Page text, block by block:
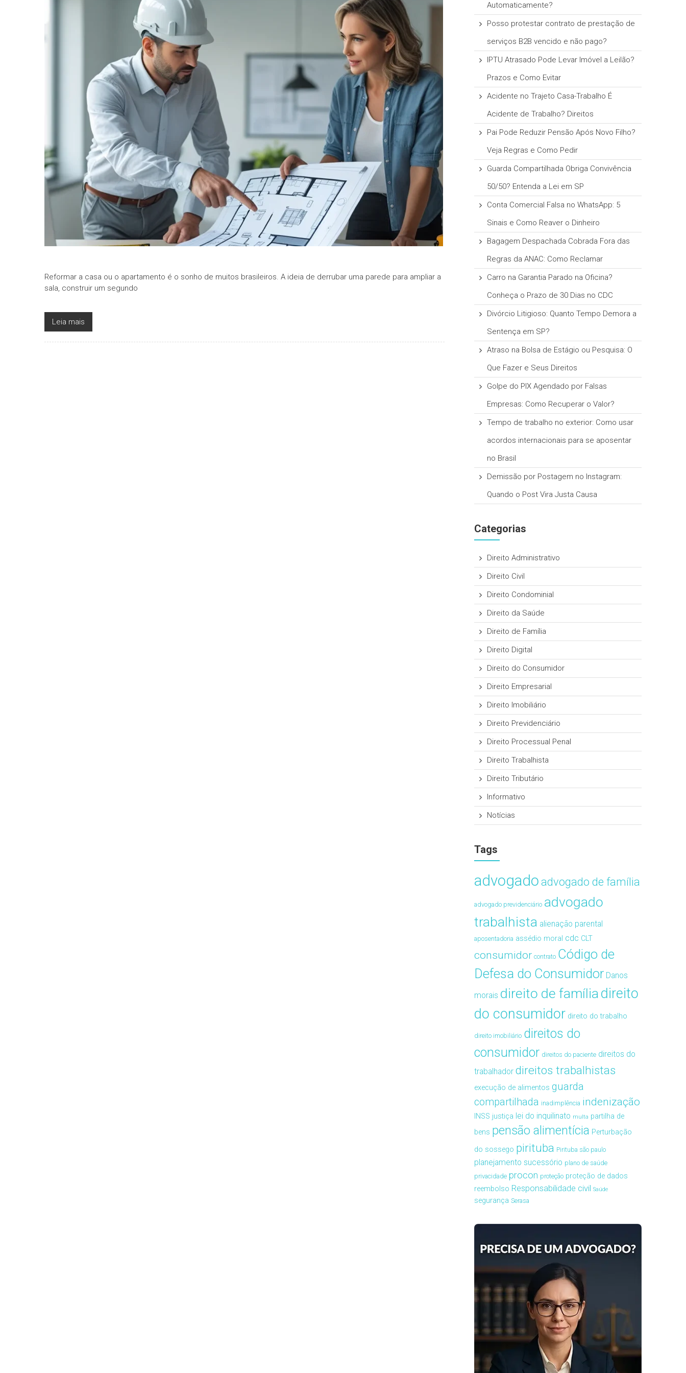
Reformar a casa ou o apartamento é o sonho de muitos brasileiros. A ideia de derrubar uma parede para ampliar a
sala, construir um segundo
Leia mais
Automaticamente?
Posso protestar contrato de prestação de
serviços B2B vencido e não pago?
IPTU Atrasado Pode Levar Imóvel a Leilão?
Prazos e Como Evitar
Acidente no Trajeto Casa-Trabalho É
Acidente de Trabalho? Direitos
Pai Pode Reduzir Pensão Após Novo Filho?
Veja Regras e Como Pedir
Guarda Compartilhada Obriga Convivência
50/50? Entenda a Lei em SP
Conta Comercial Falsa no WhatsApp: 5
Sinais e Como Reaver o Dinheiro
Bagagem Despachada Cobrada Fora das
Regras da ANAC: Como Reclamar
Carro na Garantia Parado na Oficina?
Conheça o Prazo de 30 Dias no CDC
Divórcio Litigioso: Quanto Tempo Demora a
Sentença em SP?
Atraso na Bolsa de Estágio ou Pesquisa: O
Que Fazer e Seus Direitos
Golpe do PIX Agendado por Falsas
Empresas: Como Recuperar o Valor?
Tempo de trabalho no exterior: Como usar
acordos internacionais para se aposentar
no Brasil
Demissão por Postagem no Instagram:
Quando o Post Vira Justa Causa
Categorias
Direito Administrativo
Direito Civil
Direito Condominial
Direito da Saúde
Direito de Família
Direito Digital
Direito do Consumidor
Direito Empresarial
Direito Imobiliário
Direito Previdenciário
Direito Processual Penal
Direito Trabalhista
Direito Tributário
Informativo
Notícias
Tags
advogado advogado de família
advogado previdenciário advogado
trabalhista alienação parental
aposentadoria assédio moral cdc CLT
consumidor contrato Código de
Defesa do Consumidor Danos
morais direito de famíliadireito
do consumidor direito do trabalho
direito imobiliário direitos do
consumidor direitos do paciente direitos do
trabalhador direitos trabalhistas
execução de alimentos guarda
compartilhada inadimplência indenização
INSS justiça lei do inquilinato multa partilha de
bens pensão alimentícia Perturbação
do sossego pirituba Pirituba são paulo
planejamento sucessório plano de saúde
privacidade procon proteção proteção de dados
reembolso Responsabilidade civil Saúde
segurança Serasa